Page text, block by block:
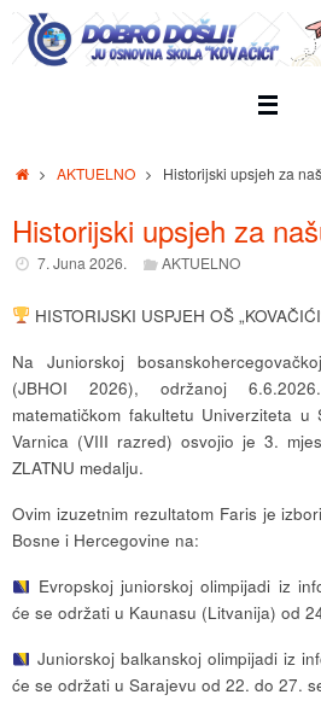
Skip
content
HomeAKTUELNO Historijski upsjeh za
Historijski upsjeh za
7. Juna 2026. AKTUELNO
HISTORIJSKI USPJEH OŠ
Na Juniorskoj
(JBHOI 2026), održanoj
matematičkom fakultetu Univerziteta
Varnica (VIII razred) osvojio je 3.
ZLATNU medalju.
Ovim izuzetnim rezultatom Faris je
Bosne i Hercegovine na:
Evropskoj juniorskoj olimpijadi iz
će se održati u Kaunasu (Litvanija) od
Juniorskoj balkanskoj olimpijadi iz
će se održati u Sarajevu od 22. do 27.